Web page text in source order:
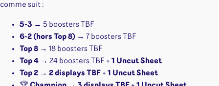
comme suit :
5-3 → 5 boosters TBF
6-2 (hors Top 8) → 7 boosters TBF
Top 8 → 18 boosters TBF
Top 4 → 24 boosters TBF + 1 Uncut Sheet
Top 2 → 2 displays TBF + 1 Uncut Sheet